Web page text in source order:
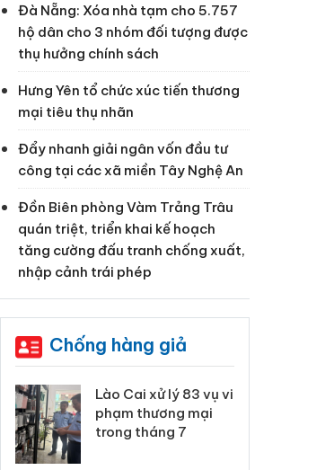
Đà Nẵng: Xóa nhà tạm cho 5.757
hộ dân cho 3 nhóm đối tượng được
thụ hưởng chính sách
Hưng Yên tổ chức xúc tiến thương
mại tiêu thụ nhãn
Đẩy nhanh giải ngân vốn đầu tư
công tại các xã miền Tây Nghệ An
Đồn Biên phòng Vàm Trảng Trâu
quán triệt, triển khai kế hoạch
tăng cường đấu tranh chống xuất,
nhập cảnh trái phép
Chống hàng giả
Lào Cai xử lý 83 vụ vi
phạm thương mại
trong tháng 7